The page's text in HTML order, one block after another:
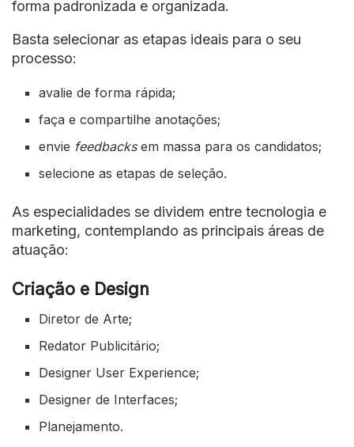
forma padronizada e organizada.
Basta selecionar as etapas ideais para o seu
processo:
avalie de forma rápida;
faça e compartilhe anotações;
envie feedbacksem massa para os candidatos;
selecione as etapas de seleção.
As especialidades se dividem entre tecnologia e
marketing, contemplando as principais áreas de
atuação:
Criação e Design
Diretor de Arte;
Redator Publicitário;
Designer User Experience;
Designer de Interfaces;
Planejamento.